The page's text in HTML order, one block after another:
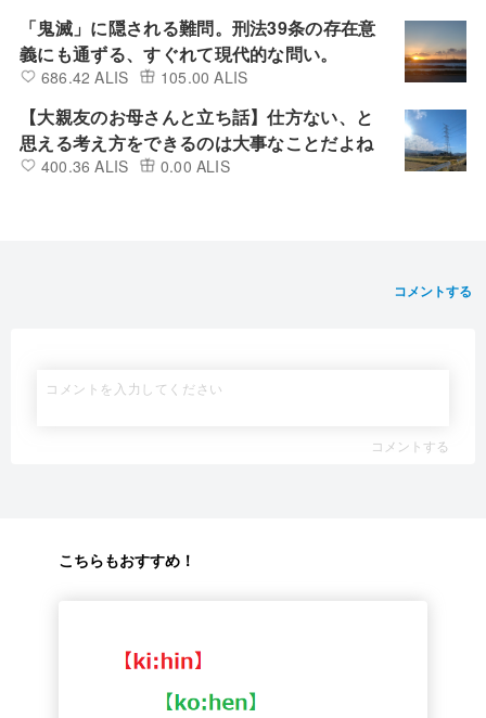
「鬼滅」に隠される難問。刑法39条の存在意
義にも通ずる、すぐれて現代的な問い。
686.42 ALIS 105.00 ALIS
【大親友のお母さんと立ち話】仕方ない、と
思える考え方をできるのは大事なことだよね
400.36 ALIS 0.00 ALIS
コメントする
コメントする
こちらもおすすめ！